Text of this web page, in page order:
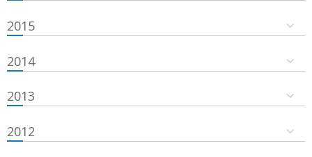
2015
2014
2013
2012